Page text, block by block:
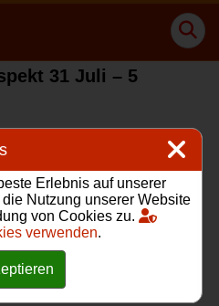
31 Juli – 5
Erlebnis auf unserer
Nutzung unserer Website
von Cookies zu.
verwenden.